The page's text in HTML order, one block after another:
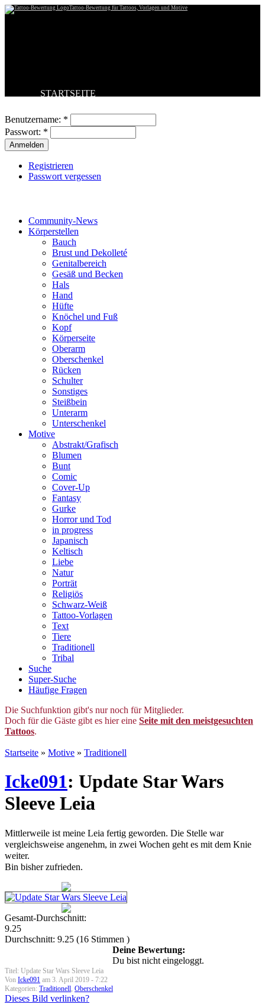
Tattoo-Bewertung für Tattoos, Vorlagen und Motive
STARTSEITE
BESTE TATTOOS
NEUESTE TATTOOS
KOMMENTARE
FORUM
Benutzername: *
Passwort: *
Registrieren
Passwort vergessen
Community-News
Körperstellen
Bauch
Brust und Dekolleté
Genitalbereich
Gesäß und Becken
Hals
Hand
Hüfte
Knöchel und Fuß
Kopf
Körperseite
Oberarm
Oberschenkel
Rücken
Schulter
Sonstiges
Steißbein
Unterarm
Unterschenkel
Motive
Abstrakt/Grafisch
Blumen
Bunt
Comic
Cover-Up
Fantasy
Gurke
Horror und Tod
in progress
Japanisch
Keltisch
Liebe
Natur
Porträt
Religiös
Schwarz-Weiß
Tattoo-Vorlagen
Text
Tiere
Traditionell
Tribal
Suche
Super-Suche
Häufige Fragen
Die Suchfunktion gibt's nur noch für Mitglieder.
Doch für die Gäste gibt es hier eine Seite mit den meistgesuchten
Tattoos.
Startseite » Motive » Traditionell
Icke091: Update Star Wars
Sleeve Leia
Mittlerweile ist meine Leia fertig geworden. Die Stelle war
vergleichsweise angenehm, in zwei Wochen geht es mit dem Knie
weiter.
Bin bisher zufrieden.
Gesamt-Durchschnitt:
9.25
Durchschnitt: 9.25 (16 Stimmen )
Deine Bewertung:
Du bist nicht eingeloggt.
Titel: Update Star Wars Sleeve Leia
Von Icke091 am 3. April 2019 - 7:22
Kategorien: Traditionell, Oberschenkel
Dieses Bild verlinken?